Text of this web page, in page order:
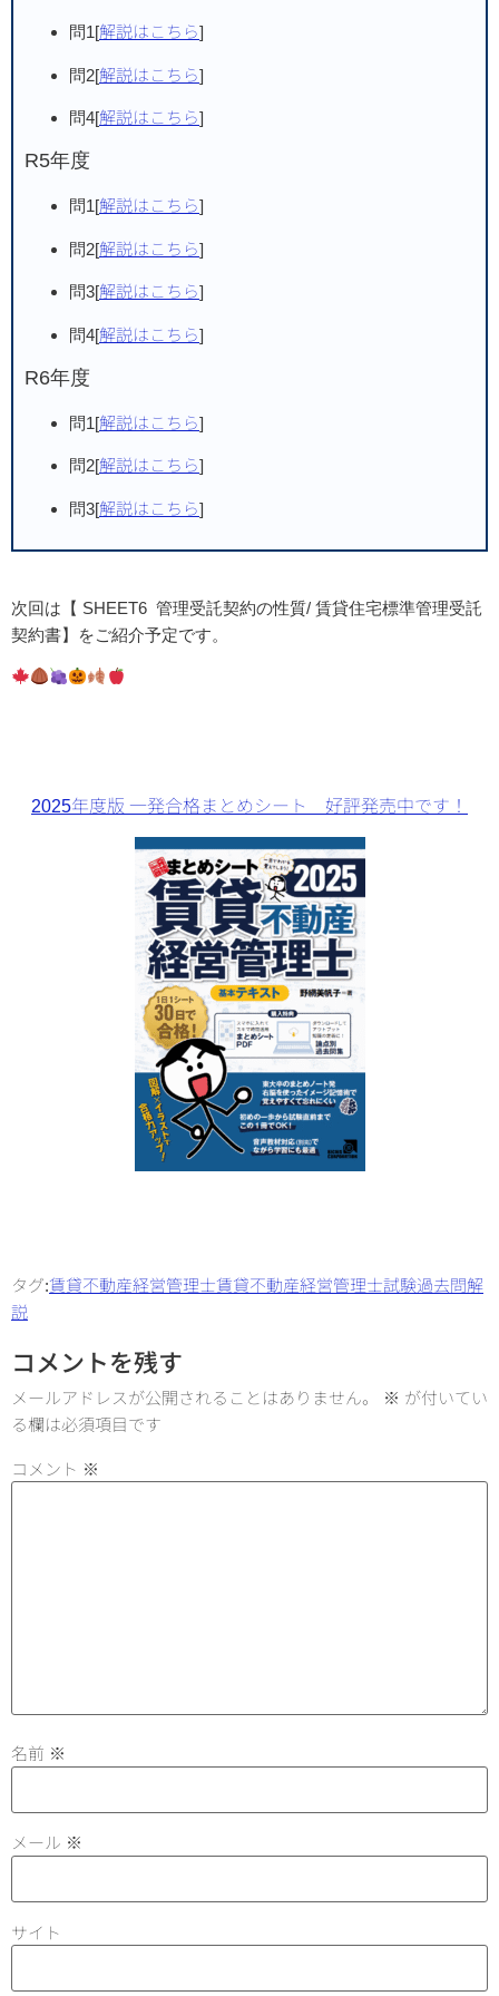
問1[解説はこちら]
問2[解説はこちら]
問4[解説はこちら]
R5年度
問1[解説はこちら]
問2[解説はこちら]
問3[解説はこちら]
問4[解説はこちら]
R6年度
問1[解説はこちら]
問2[解説はこちら]
問3[解説はこちら]
次回は【 SHEET6 管理受託契約の性質/ 賃貸住宅標準管理受託
契約書】をご紹介予定です。
2025年度版 一発合格まとめシート 好評発売中です！
タグ:賃貸不動産経営管理士賃貸不動産経営管理士試験過去問解
説
コメントを残す
メールアドレスが公開されることはありません。 ※ が付いてい
る欄は必須項目です
コメント ※
名前 ※
メール ※
サイト